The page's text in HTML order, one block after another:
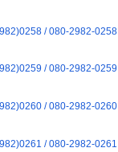
/ 080-2982-0258
/ 080-2982-0259
/ 080-2982-0260
/ 080-2982-0261